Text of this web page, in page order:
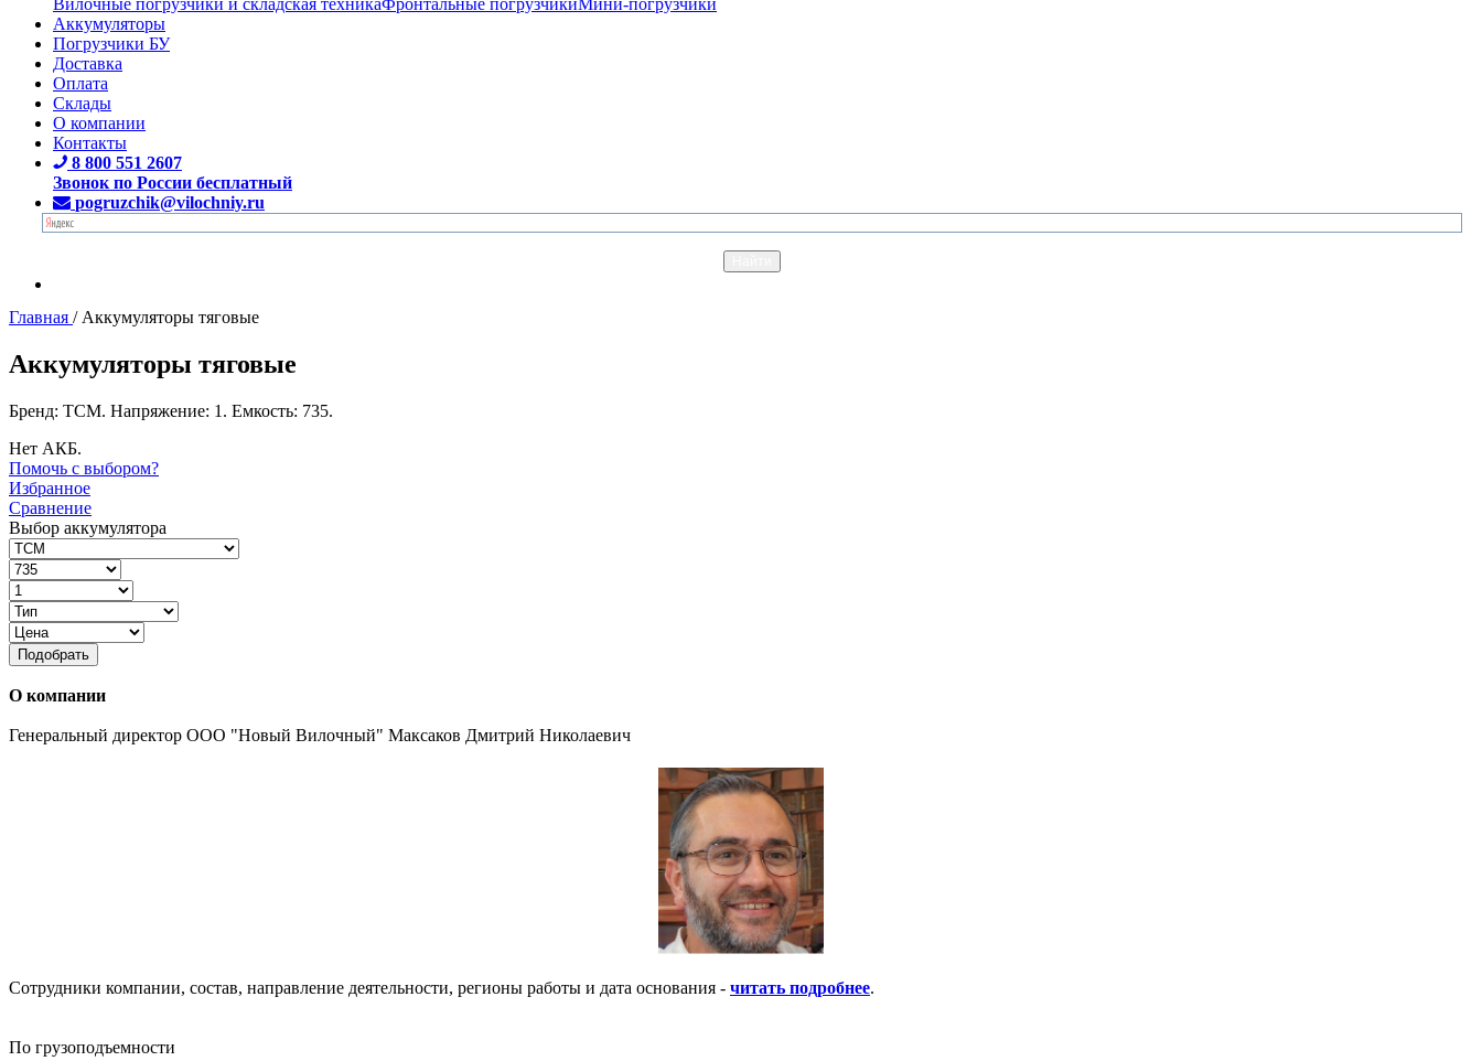
Аккумуляторы
Погрузчики БУ
Доставка
Оплата
Склады
О компании
Контакты
8 800 551 2607
Звонок по России бесплатный
pogruzchik@vilochniy.ru
Главная / Аккумуляторы тяговые
Аккумуляторы тяговые
Бренд: TCM. Напряжение: 1. Емкость: 735.
Нет АКБ.
Помочь с выбором?
Избранное
Сравнение
Выбор аккумулятора
Подобрать
О компании
Генеральный директор ООО "Новый Вилочный" Максаков Дмитрий Николаевич
Сотрудники компании, состав, направление деятельности, регионы работы и дата основания - читать подробнее.
По грузоподъемности